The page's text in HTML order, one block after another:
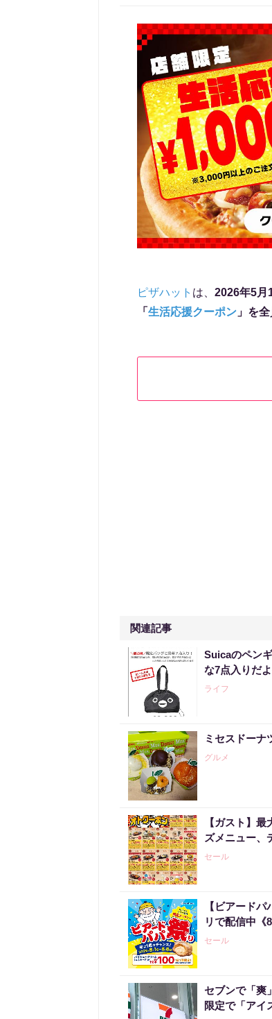
ピザハット は、 2026年5月
「 生活応援クーポン 」を
関連記事
Suicaのペン
な7点入りだよ
ライフ
ミセスドーナ
グルメ
【ガスト】
ズメニュー、
セール
【ビアード
リで配信中《
セール
セブンで「爽
限定で「アイ